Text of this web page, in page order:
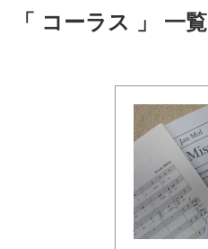
「 コーラス 」 一覧